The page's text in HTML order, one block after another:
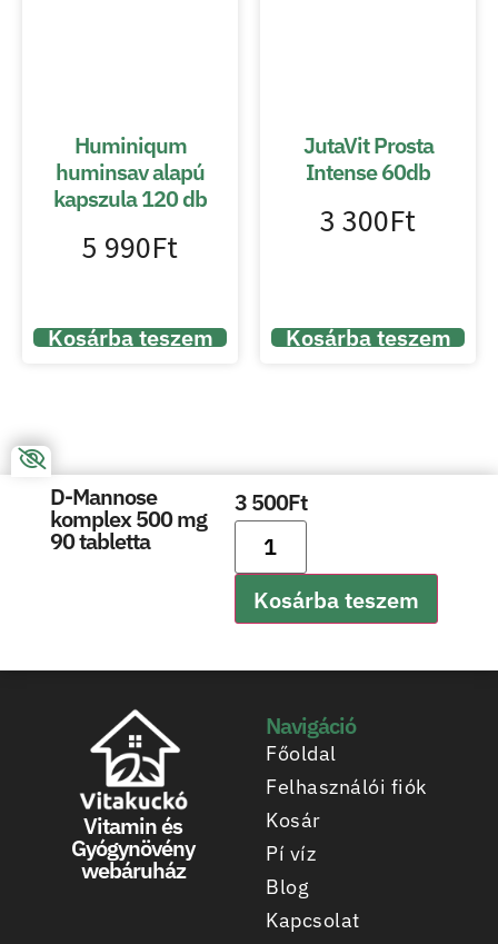
Huminiqum
huminsav alapú
kapszula 120 db
5 990Ft
Kosárba teszem
JutaVit Prosta
Intense 60db
3 300Ft
Kosárba teszem
D-Mannose
komplex 500 mg
90 tabletta
3 500Ft
Kosárba teszem
Vitamin és
Gyógynövény
webáruház
Navigáció
Főoldal
Felhasználói fiók
Kosár
Pí víz
Blog
Kapcsolat